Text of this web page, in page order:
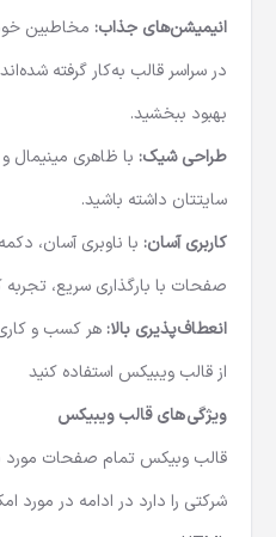
انیمیشن‌های جذاب: مخاطبین
در سراسر قالب به‌کار گرفته
بهبود ببخشید.
طراحی شیک: با ظاهری مینیمال
سایتتان داشته باشید.
کاربری آسان: با ناوبری آسان،
صفحات با بارگذاری سریع، تجربه
انعطاف‌پذیری بالا: هر کسب و کاری
از قالب ویبیکس استفاده کنید
ویژگی‌های قالب ویبیکس
قالب وبیکس تمام صفحات مورد
شرکتی را دارد در ادامه در مورد